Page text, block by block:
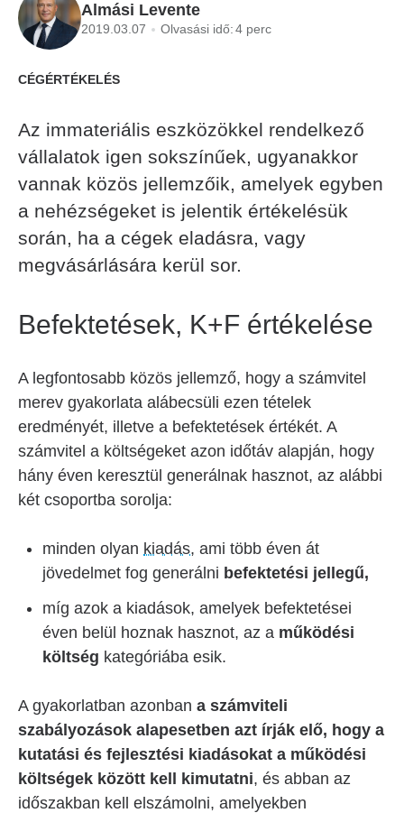
Almási Levente
2019.03.07 Olvasási idő:4 perc
CÉGÉRTÉKELÉS
Az immateriális eszközökkel rendelkező
vállalatok igen sokszínűek, ugyanakkor
vannak közös jellemzőik, amelyek egyben
a nehézségeket is jelentik értékelésük
során, ha a cégek eladásra, vagy
megvásárlására kerül sor.
Befektetések, K+F értékelése
A legfontosabb közös jellemző, hogy a számvitel
merev gyakorlata alábecsüli ezen tételek
eredményét, illetve a befektetések értékét. A
számvitel a költségeket azon időtáv alapján, hogy
hány éven keresztül generálnak hasznot, az alábbi
két csoportba sorolja:
minden olyan kiadás, ami több éven át
jövedelmet fog generálni befektetési jellegű,
míg azok a kiadások, amelyek befektetései
éven belül hoznak hasznot, az a működési
költség kategóriába esik.
A gyakorlatban azonban a számviteli
szabályozások alapesetben azt írják elő, hogy a
kutatási és fejlesztési kiadásokat a működési
költségek között kell kimutatni, és abban az
időszakban kell elszámolni, amelyekben